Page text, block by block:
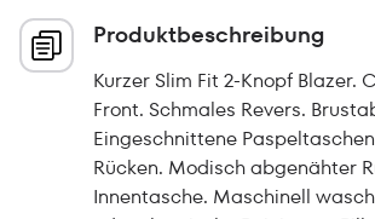
Produktbeschreibung
Kurzer Slim Fit 2-Knopf Blazer.
Front. Schmales Revers.
Eingeschnittene
Rücken. Modisch abgenähter
Innentasche. Maschinell